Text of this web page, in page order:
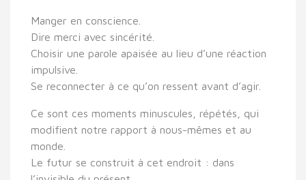
Manger en conscience.
Dire merci avec sincérité.
Choisir une parole apaisée au lieu d’une réaction
impulsive.
Se reconnecter à ce qu’on ressent avant d’agir.
Ce sont ces moments minuscules, répétés, qui
modifient notre rapport à nous-mêmes et au
monde.
Le futur se construit à cet endroit : dans